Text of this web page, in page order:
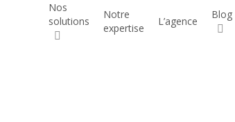
Nos
solutions
Notre
expertise
L’agence
Blog
?